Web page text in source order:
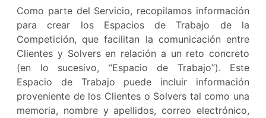
Como parte del Servicio, recopilamos información
para crear los Espacios de Trabajo de la
Competición, que facilitan la comunicación entre
Clientes y Solvers en relación a un reto concreto
(en lo sucesivo, “Espacio de Trabajo”). Este
Espacio de Trabajo puede incluir información
proveniente de los Clientes o Solvers tal como una
memoria, nombre y apellidos, correo electrónico,